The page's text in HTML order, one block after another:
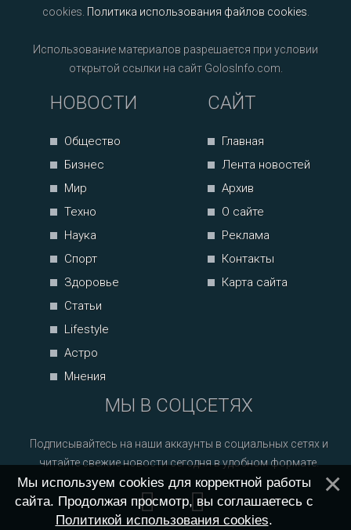
cookies. Политика использования файлов cookies
Использование материалов разрешается при условии
открытой ссылки на сайт GolosInfo.com.
НОВОСТИ
Общество
Бизнес
Мир
Техно
Наука
Спорт
Здоровье
Статьи
Lifestyle
Астро
Мнения
САЙТ
Главная
Лента новостей
Архив
О сайте
Реклама
Контакты
Карта сайта
МЫ В СОЦСЕТЯХ
Подписывайтесь на наши аккаунты в социальных сетях и
читайте свежие новости сегодня в удобном формате.
Мы используем cookies для корректной работы
сайта. Продолжая просмотр, вы соглашаетесь с
Политикой использования cookies.